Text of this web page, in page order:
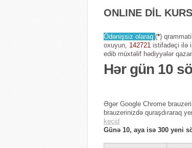
ONLINE DİL
Ödənişsiz olaraq (*)
oxuyun, 142721 istifadəçi ilə
edib müxtəlif hədiyyələr
Hər gün 10
Əgər Google Chrome
brauzerinizdə quraşdıraraq
keçid
Günə 10, aya isə 300 yeni